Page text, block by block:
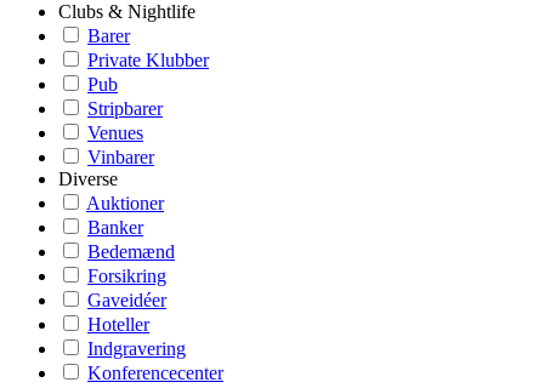
Clubs & Nightlife
Barer
Private Klubber
Pub
Stripbarer
Venues
Vinbarer
Diverse
Auktioner
Banker
Bedemænd
Forsikring
Gaveidéer
Hoteller
Indgravering
Konferencecenter